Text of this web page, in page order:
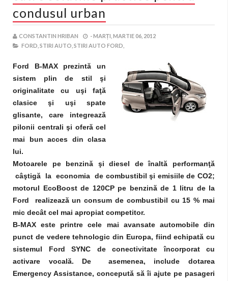
condusul urban
CONSTANTIN HRIBAN -MARȚI, MARTIE 06, 2012
FORD, STIRI AUTO, STIRI AUTO FORD,
Ford B-MAX prezintă un
sistem plin de stil şi
originalitate cu uşi faţă
clasice şi uşi spate
glisante, care integrează
pilonii centrali şi oferă cel
mai bun acces din clasa
lui.
Motoarele pe benzină şi diesel de înaltă performanţă
câştigă la economia de combustibil şi emisiile de CO2;
motorul EcoBoost de 120CP pe benzină de 1 litru de la
Ford realizează un consum de combustibil cu 15 % mai
mic decât cel mai apropiat competitor.
B-MAX este printre cele mai avansate automobile din
punct de vedere tehnologic din Europa, fiind echipată cu
sistemul Ford SYNC de conectivitate încorporat cu
activare vocală. De asemenea, include dotarea
Emergency Assistance, concepută să îi ajute pe pasageri